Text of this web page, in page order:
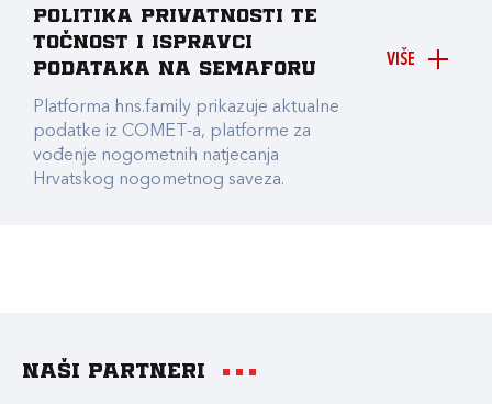
VIŠE
Politika privatnosti te
točnost i ispravci
podataka na Semaforu
Platforma hns.family prikazuje aktualne
podatke iz COMET-a, platforme za
vođenje nogometnih natjecanja
Hrvatskog nogometnog saveza.
Naši partneri